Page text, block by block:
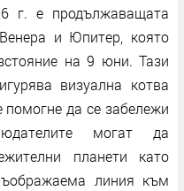
г. е продължаващата
и Юпитер, която
на 9 юни. Тази
визуална котва
помогне да се забележи
могат да
планети като
линия към